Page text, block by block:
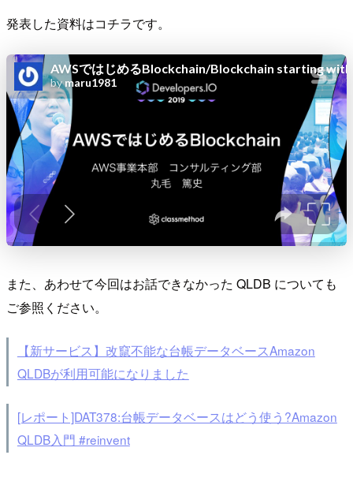
発表した資料はコチラです。
また、あわせて今回はお話できなかった QLDB についても
ご参照ください。
【新サービス】改竄不能な台帳データベースAmazon
QLDBが利用可能になりました
[レポート]DAT378:台帳データベースはどう使う?Amazon
QLDB入門 #reinvent